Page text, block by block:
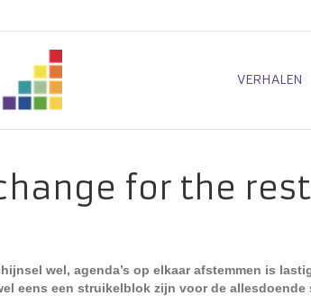
VERHALEN
for the rest
wel, agenda’s op elkaar afstemmen is
eens een struikelblok zijn voor de allesdoende